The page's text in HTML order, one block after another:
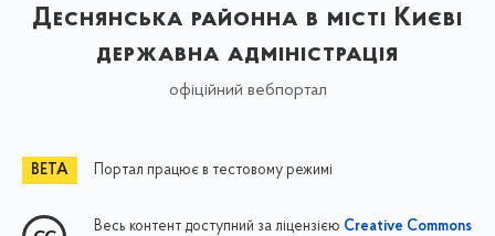
Деснянська районна в місті Києві
державна адміністрація
офіційний вебпортал
Портал працює в тестовому режимі
Весь контент доступний за ліцензією Creative Commons